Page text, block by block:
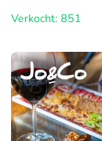
Verkocht: 851